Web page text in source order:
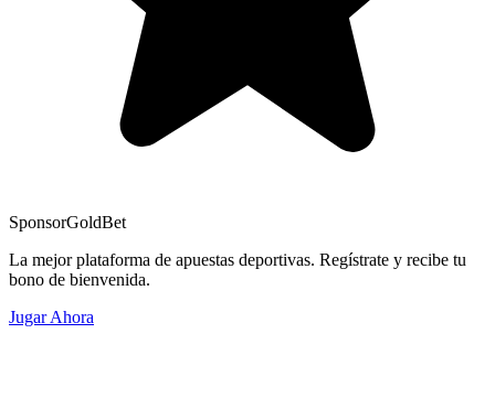
SponsorGoldBet
La mejor plataforma de apuestas deportivas. Regístrate y recibe tu
bono de bienvenida.
Jugar Ahora